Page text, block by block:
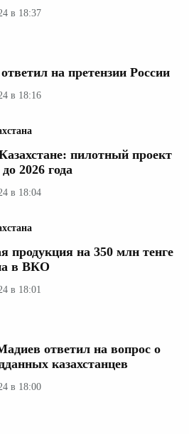
в 18:37
на претензии России
в 18:16
пилотный проект
2026 года
в 18:04
продукция на 350 млн тенге
в ВКО
в 18:01
ответил на вопрос о
казахстанцев
в 18:00